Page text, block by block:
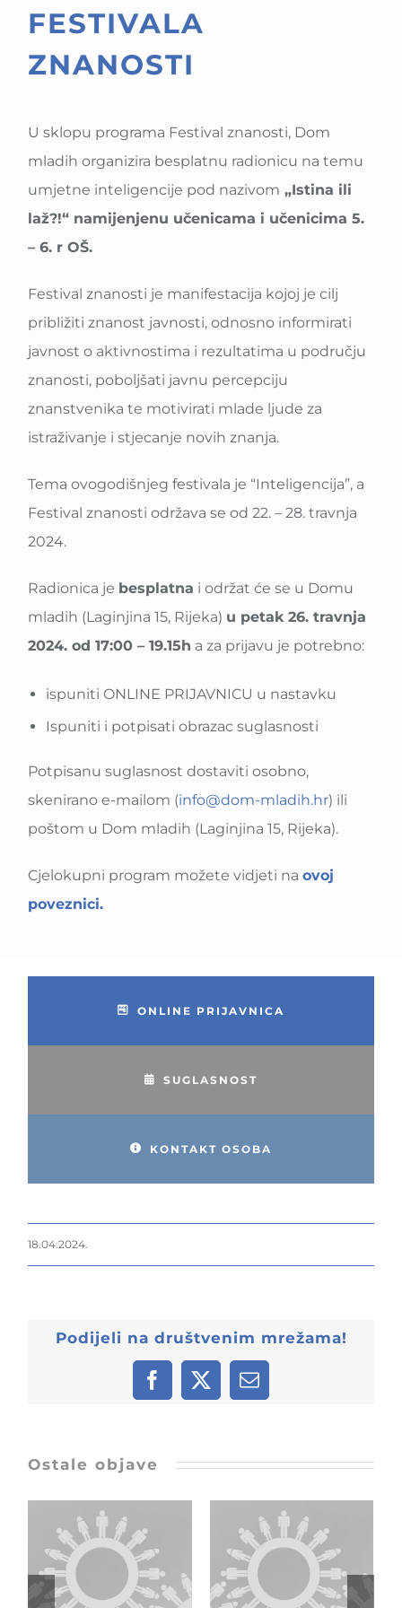
FESTIVALA
ZNANOSTI
U sklopu programa Festival znanosti, Dom
mladih organizira besplatnu radionicu na temu
umjetne inteligencije pod nazivom „Istina ili
laž?!“ namijenjenu učenicama i učenicima 5.
– 6. r OŠ.
Festival znanosti je manifestacija kojoj je cilj
približiti znanost javnosti, odnosno informirati
javnost o aktivnostima i rezultatima u području
znanosti, poboljšati javnu percepciju
znanstvenika te motivirati mlade ljude za
istraživanje i stjecanje novih znanja.
Tema ovogodišnjeg festivala je “Inteligencija”, a
Festival znanosti održava se od 22. – 28. travnja
2024.
Radionica je besplatna i održat će se u Domu
mladih (Laginjina 15, Rijeka) u petak 26. travnja
2024. od 17:00 – 19.15h a za prijavu je potrebno:
ispuniti ONLINE PRIJAVNICU u nastavku
Ispuniti i potpisati obrazac suglasnosti
Potpisanu suglasnost dostaviti osobno,
skenirano e-mailom (info@dom-mladih.hr) ili
poštom u Dom mladih (Laginjina 15, Rijeka).
Cjelokupni program možete vidjeti na ovoj
poveznici.
ONLINE PRIJAVNICA
SUGLASNOST
KONTAKT OSOBA
18.04.2024.
Podijeli na društvenim mrežama!
Facebook
X Email:
Ostale objave